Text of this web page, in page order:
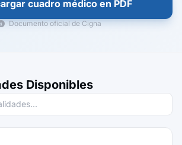
cuadro médico en PDF
Documento oficial de Cigna
Disponibles